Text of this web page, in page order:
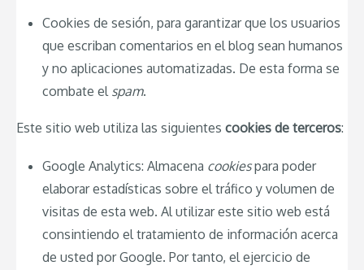
Cookies de sesión, para garantizar que los usuarios
que escriban comentarios en el blog sean humanos
y no aplicaciones automatizadas. De esta forma se
combate el spam.
Este sitio web utiliza las siguientes cookies de terceros:
Google Analytics: Almacena cookiespara poder
elaborar estadísticas sobre el tráfico y volumen de
visitas de esta web. Al utilizar este sitio web está
consintiendo el tratamiento de información acerca
de usted por Google. Por tanto, el ejercicio de